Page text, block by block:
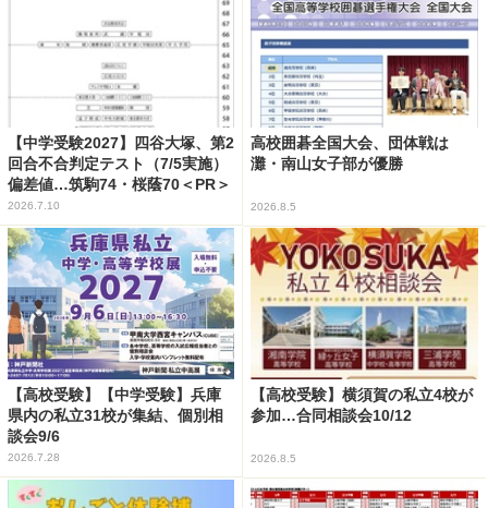
【中学受験2027】四谷大塚、第2
回合不合判定テスト（7/5実施）
偏差値…筑駒74・桜蔭70＜PR＞
2026.7.10
高校囲碁全国大会、団体戦は
灘・南山女子部が優勝
2026.8.5
【高校受験】【中学受験】兵庫
県内の私立31校が集結、個別相
談会9/6
2026.7.28
【高校受験】横須賀の私立4校が
参加…合同相談会10/12
2026.8.5